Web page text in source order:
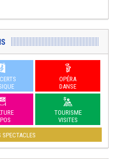
OPÉRA
DANSE
TOURISME
VISITES
SPECTACLES